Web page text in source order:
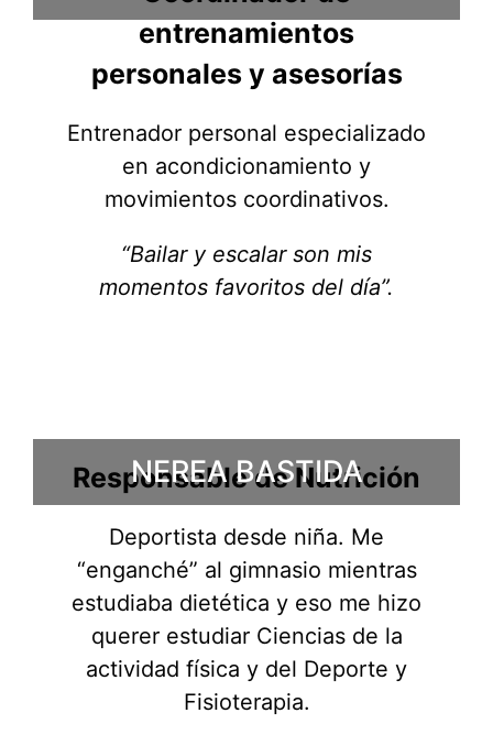
entrenamientos
personales y asesorías
Entrenador personal especializado
en acondicionamiento y
movimientos coordinativos.
“Bailar y escalar son mis
momentos favoritos del día”.
NEREA BASTIDA
Responsable de Nutrición
Deportista desde niña. Me
“enganché” al gimnasio mientras
estudiaba dietética y eso me hizo
querer estudiar Ciencias de la
actividad física y del Deporte y
Fisioterapia.